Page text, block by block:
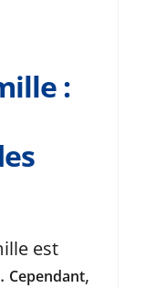
:
est
Cependant,